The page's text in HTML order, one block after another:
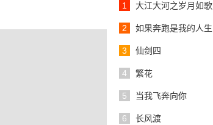
1 大江大河之岁月如歌
2 如果奔跑是我的人生
3 仙剑四
4 繁花
5 当我飞奔向你
6 长风渡